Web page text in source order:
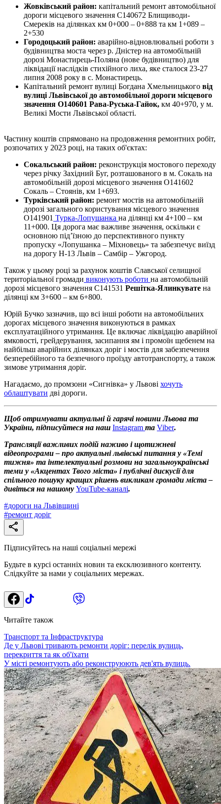
Жовківський район: капітальний ремонт автомобільної
дороги місцевого значення С140672 Блищиводи-
Смереків на ділянках км 0+000 – 0+888 та км 1+089 –
2+530
Городоцький район: аварійно-відновлювальні роботи з
будівництва моста через р. Дністер на автомобільній
дорозі Монастирець-Поляна (нове будівництво) для
ліквідації наслідків стихійного лиха, яке сталося 23-27
липня 2008 року в с. Монастирець.
Капітальний ремонт вулиці Богдана Хмельницького від
вулиці Львівської до автомобільної дороги місцевого
значення О140601 Рава-Руська-Гайок, км 40+970, у м.
Великі Мости Львівської області.
Частину коштів спрямовано на продовження ремонтних робіт,
розпочатих у 2023 році, на таких об'єктах:
Сокальський район: реконструкція мостового переходу
через річку Західний Буг, розташованого в м. Сокаль на
автомобільній дорозі місцевого значення О141602
Сокаль – Стоянів, км 1+693.
Турківський район: ремонт мостів на автомобільній
дорозі загального користування місцевого значення
О141901 Турка-Лопушанка на ділянці км 4+100 – км
11+000. Ця дорога має важливе значення, оскільки є
основною під’їзною до перспективного пункту
пропуску «Лопушанка – Міхновець» та забезпечує виїзд
на дорогу Н-13 Львів – Самбір – Ужгород.
Також у цьому році за рахунок коштів Славської селищної
територіальної громади виконують роботи на автомобільній
дорозі місцевого значення С141531 Решітка-Ялинкувате на
ділянці км 3+600 – км 6+800.
Юрій Бучко зазначив, що всі інші роботи на автомобільних
дорогах місцевого значення виконуються в рамках
експлуатаційного утримання. Це включає ліквідацію аварійної
ямковості, грейдерування, засипання ям і промоїн щебенем на
найбільш аварійних ділянках доріг і мостів для забезпечення
безперебійного та безпечного проїзду автотранспорту, а також
зимове утримання доріг.
Нагадаємо, до промзони «Сигнівка» у Львові хочуть
облаштувати дві дороги.
Щоб отримувати актуальні й гарячі новини Львова та
України, підписуйтеся на наш Instagram та Viber.
Трансляції важливих подій наживо і щотижневі
відеопрограми – про актуальні львівські питання у «Темі
тижня» та інтелектуальні розмови на загальноукраїнські
теми у «Акцентах Твого міста» і публічні дискусії для
спільного пошуку кращих рішень викликам громади міста –
дивіться на нашому YouTube-каналі.
#дороги на Львівщині
#ремонт доріг
Підписуйтесь на наші соціальні мережі
Будьте в курсі останніх новин та ексклюзивного контенту.
Слідкуйте за нами у соціальних мережах.
Читайте також
Транспорт та Інфраструктура
Де у Львові тривають ремонти доріг: перелік вулиць,
перекриття та як об'їхати
У місті ремонтують або реконструюють дев'ять вулиць.